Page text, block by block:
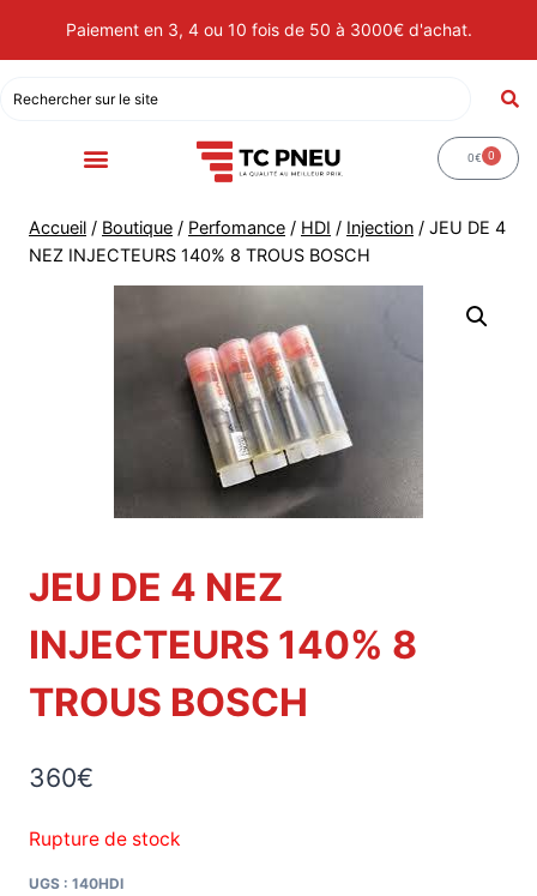
Paiement en 3, 4 ou 10 fois de 50 à 3000€ d'achat.
0€ 0
Accueil / Boutique / Perfomance / HDI / Injection / JEU DE 4
NEZ INJECTEURS 140% 8 TROUS BOSCH
JEU DE 4 NEZ
INJECTEURS 140% 8
TROUS BOSCH
360€
Rupture de stock
UGS : 140HDI